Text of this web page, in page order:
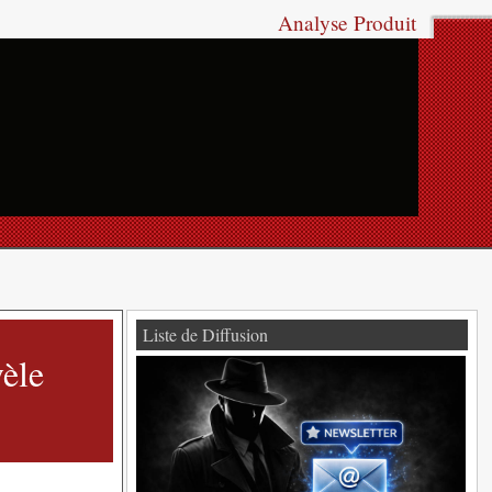
Analyse Produit
Liste de Diffusion